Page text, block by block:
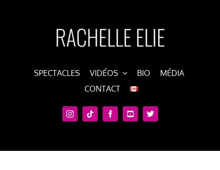
SPECTACLES VIDÉOS BIO
MÉDIA
CONTACT